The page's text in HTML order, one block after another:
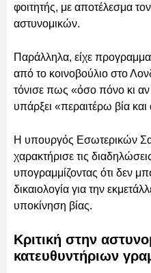
φοιτητής, με αποτέλεσμα
αστυνομικών.
Παράλληλα, είχε
από το κοινοβούλιο στο
τόνισε πως «όσο πόνο κι
υπάρξει «περαιτέρω βία
Η υπουργός Εσωτερικών
χαρακτήρισε τις
υπογραμμίζοντας ότι δεν
δικαιολογία για την
υποκίνηση βίας.
Κριτική στην
κατευθυντήριων